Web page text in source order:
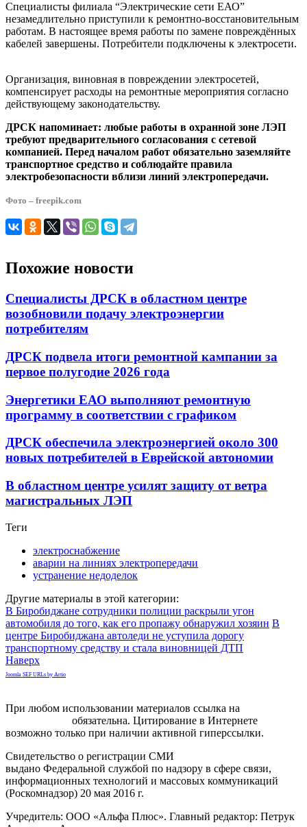
Специалисты филиала “Электрические сети ЕАО”
незамедлительно приступили к ремонтно-восстановительным
работам. В настоящее время работы по замене повреждённых
кабелей завершены. Потребители подключены к электросети.
Организация, виновная в повреждении электросетей,
компенсирует расходы на ремонтные мероприятия согласно
действующему законодательству.
ДРСК напоминает: любые работы в охранной зоне ЛЭП
требуют предварительного согласования с сетевой
компанией. Перед началом работ обязательно заземляйте
транспортное средство и соблюдайте правила
электробезопасности вблизи линий электропередачи.
Фото – freepik.com
Похожие новости
Специалисты ДРСК в областном центре
возобновили подачу электроэнергии
потребителям
ДРСК подвела итоги ремонтной кампании за
первое полугодие 2026 года
Энергетики ЕАО выполняют ремонтную
программу в соответствии с графиком
ДРСК обеспечила электроэнергией около 300
новых потребителей в Еврейской автономии
В областном центре усилят защиту от ветра
магистральных ЛЭП
Теги
электроснабжение
аварии на линиях электропередачи
устранение недоделок
Другие материалы в этой категории:
В Биробиджане сотрудники полиции раскрыли угон
автомобиля до того, как его пропажу обнаружил хозяин В
центре Биробиджана автоледи не уступила дорогу
транспортному средству и стала виновницей ДТП
Наверх
Joomla SEF URLs by Artio
При любом использовании материалов ссылка на
обязательна. Цитирование в Интернете
возможно только при наличии активной гиперссылки.
Свидетельство о регистрации СМИ
выдано Федеральной службой по надзору в сфере связи,
информационных технологий и массовых коммуникаций
(Роскомнадзор) 20 мая 2016 г.
Учредитель: ООО «Альфа Плюс». Главный редактор: Петрук